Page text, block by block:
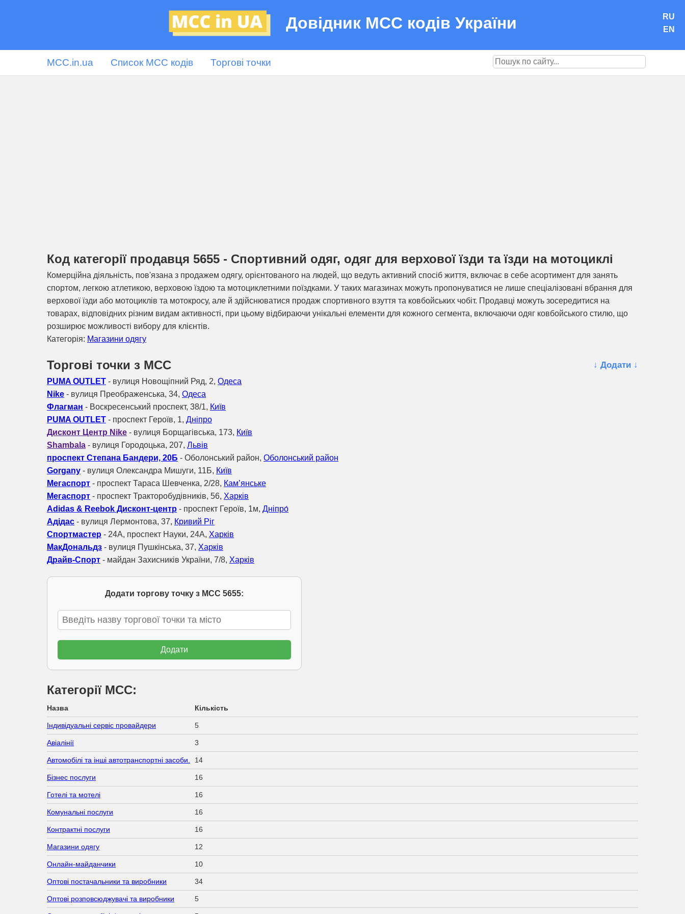
Довідник МСС кодів України
RU
EN
MCC.in.ua Список MCC кодів Торгові точки
Код категорії продавця 5655 - Спортивний одяг, одяг для верхової їзди та їзди на мотоциклі
Комерційна діяльність, пов'язана з продажем одягу, орієнтованого на людей, що ведуть активний спосіб життя, включає в себе асортимент для занять
спортом, легкою атлетикою, верховою їздою та мотоциклетними поїздками. У таких магазинах можуть пропонуватися не лише спеціалізовані вбрання для
верхової їзди або мотоциклів та мотокросу, але й здійснюватися продаж спортивного взуття та ковбойських чобіт. Продавці можуть зосередитися на
товарах, відповідних різним видам активності, при цьому відбираючи унікальні елементи для кожного сегмента, включаючи одяг ковбойського стилю, що
розширює можливості вибору для клієнтів.
Категорія: Магазини одягу
Торгові точки з МСС ↓ Додати ↓
PUMA OUTLET - вулиця Новощіпний Ряд, 2, Одеса
Nike - вулиця Преображенська, 34, Одеса
Флагман - Воскресенський проспект, 38/1, Київ
PUMA OUTLET - проспект Героїв, 1, Дніпро
Дисконт Центр Nike - вулиця Борщагівська, 173, Київ
Shambala - вулиця Городоцька, 207, Львів
проспект Степана Бандери, 20Б - Оболонський район, Оболонський район
Gorgany - вулиця Олександра Мишуги, 11Б, Київ
Мегаспорт - проспект Тараса Шевченка, 2/28, Кам’янське
Мегаспорт - проспект Тракторобудівників, 56, Харків
Adidas & Reebok Дисконт-центр - проспект Героїв, 1м, Дніпро́
Адідас - вулиця Лермонтова, 37, Кривий Ріг
Спортмастер - 24A, проспект Науки, 24А, Харків
МакДональдз - вулиця Пушкінська, 37, Харків
Драйв-Спорт - майдан Захисників України, 7/8, Харків
Додати торгову точку з МСС 5655:
Категорії МСС:
Назва Кількість
Індивідуальні сервіс провайдери 5
Авіалінії 3
Автомобілі та інші автотранспортні засоби. 14
Бізнес послуги 16
Готелі та мотелі 16
Комунальні послуги 16
Контрактні послуги 16
Магазини одягу 12
Онлайн-майданчики 10
Оптові постачальники та виробники 34
Оптові розповсюджувачі та виробники 5